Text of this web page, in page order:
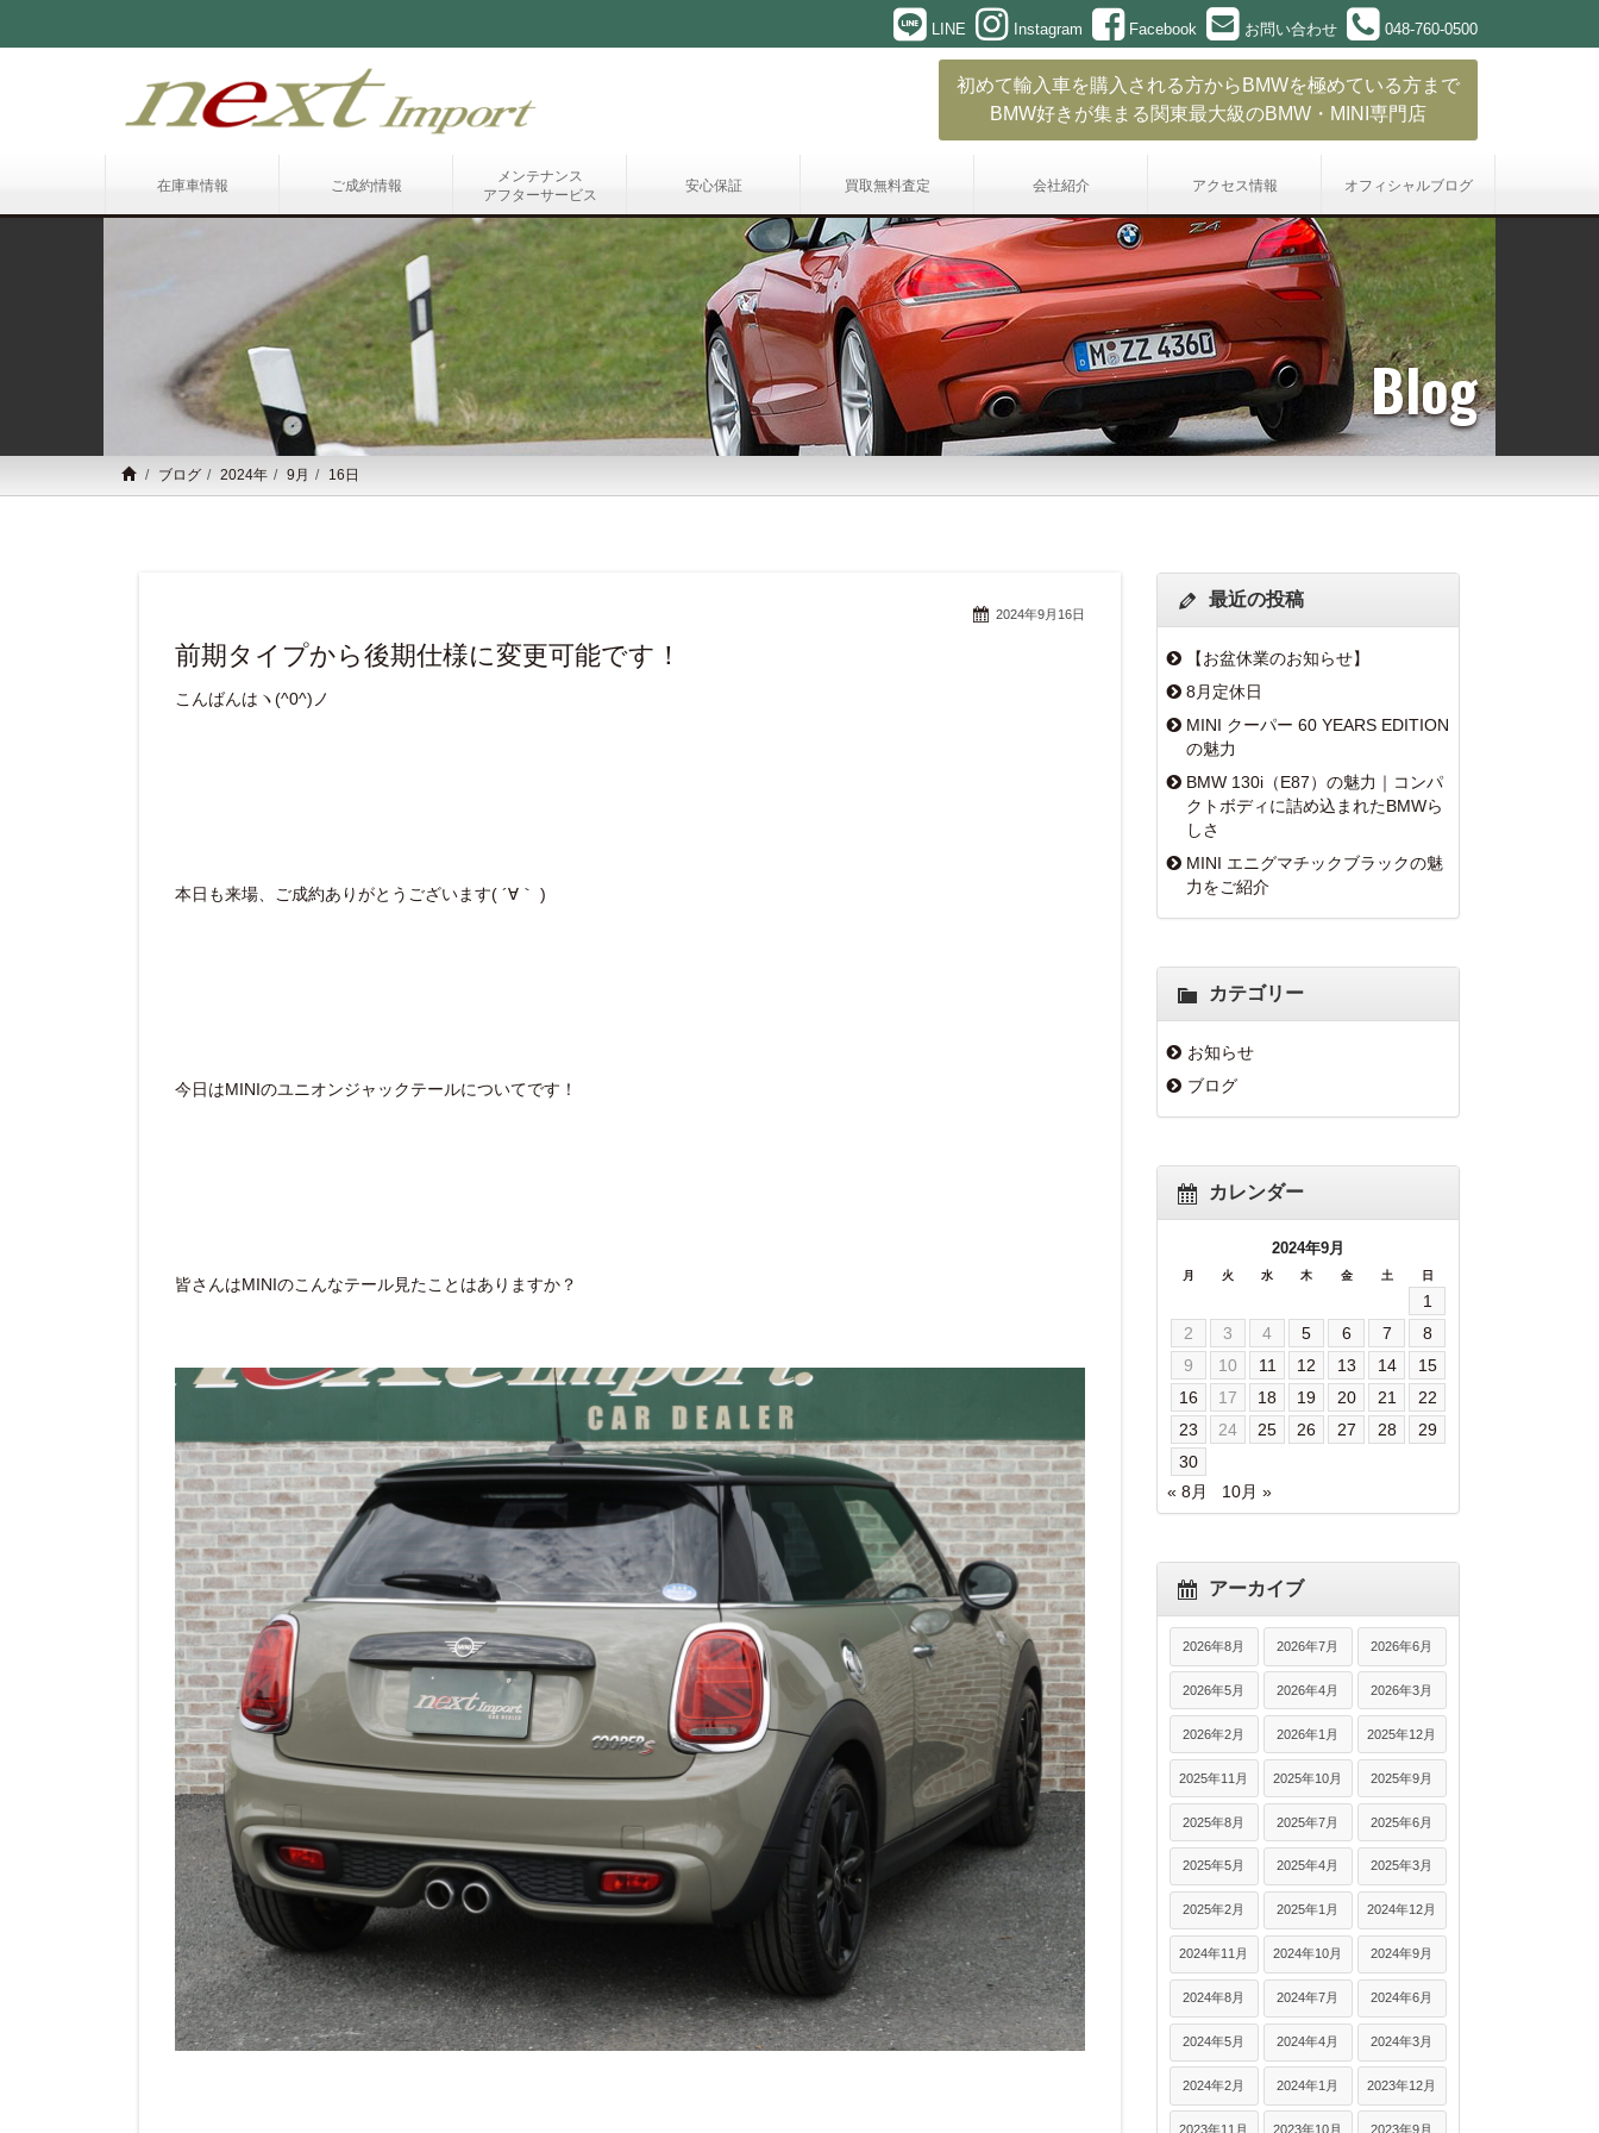
LINE Instagram Facebook お問い合わせ 048-760-0500
初めて輸入車を購入される方からBMWを極めている方まで
BMW好きが集まる関東最大級のBMW・MINI専門店
在庫車情報 ご成約情報
メンテナンス
アフターサービス
安心保証 買取無料査定 会社紹介 アクセス情報 オフィシャルブログ
Blog
ブログ 2024年 9月 16日
2024年9月16日
前期タイプから後期仕様に変更可能です！
こんばんはヽ(^0^)ノ
本日も来場、ご成約ありがとうございます( ´∀｀ )
今日はMINIのユニオンジャックテールについてです！
皆さんはMINIのこんなテール見たことはありますか？
最近の投稿
【お盆休業のお知らせ】
8月定休日
MINI クーパー 60 YEARS EDITION
の魅力
BMW 130i（E87）の魅力｜コンパ
クトボディに詰め込まれたBMWら
しさ
MINI エニグマチックブラックの魅
力をご紹介
カテゴリー
お知らせ
ブログ
カレンダー
2024年9月
月 火 水 木 金 土 日
1
2
3 4 5 6 7
8
9
10 11 12 13 14
15
16
17 18 19 20 21
22
23
24 25 26 27 28
29
30
« 8月
10月 »
アーカイブ
2026年8月 2026年7月 2026年6月
2026年5月 2026年4月 2026年3月
2026年2月 2026年1月 2025年12月
2025年11月 2025年10月 2025年9月
2025年8月 2025年7月 2025年6月
2025年5月 2025年4月 2025年3月
2025年2月 2025年1月 2024年12月
2024年11月 2024年10月 2024年9月
2024年8月 2024年7月 2024年6月
2024年5月 2024年4月 2024年3月
2024年2月 2024年1月 2023年12月
2023年11月 2023年10月 2023年9月